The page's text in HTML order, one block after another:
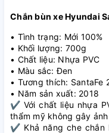
Chắn bùn xe Hyundai
• Tình trạng: Mới 100%
• Khối lượng: 700g
• Chất liệu: Nhựa PVC
• Màu sắc: Đen
• Tương thích: SantaFe
• Năm sản xuất: 2018
✔ Với chất liệu nhựa
thẩm mỹ không gây
✔ Khả năng che chắn